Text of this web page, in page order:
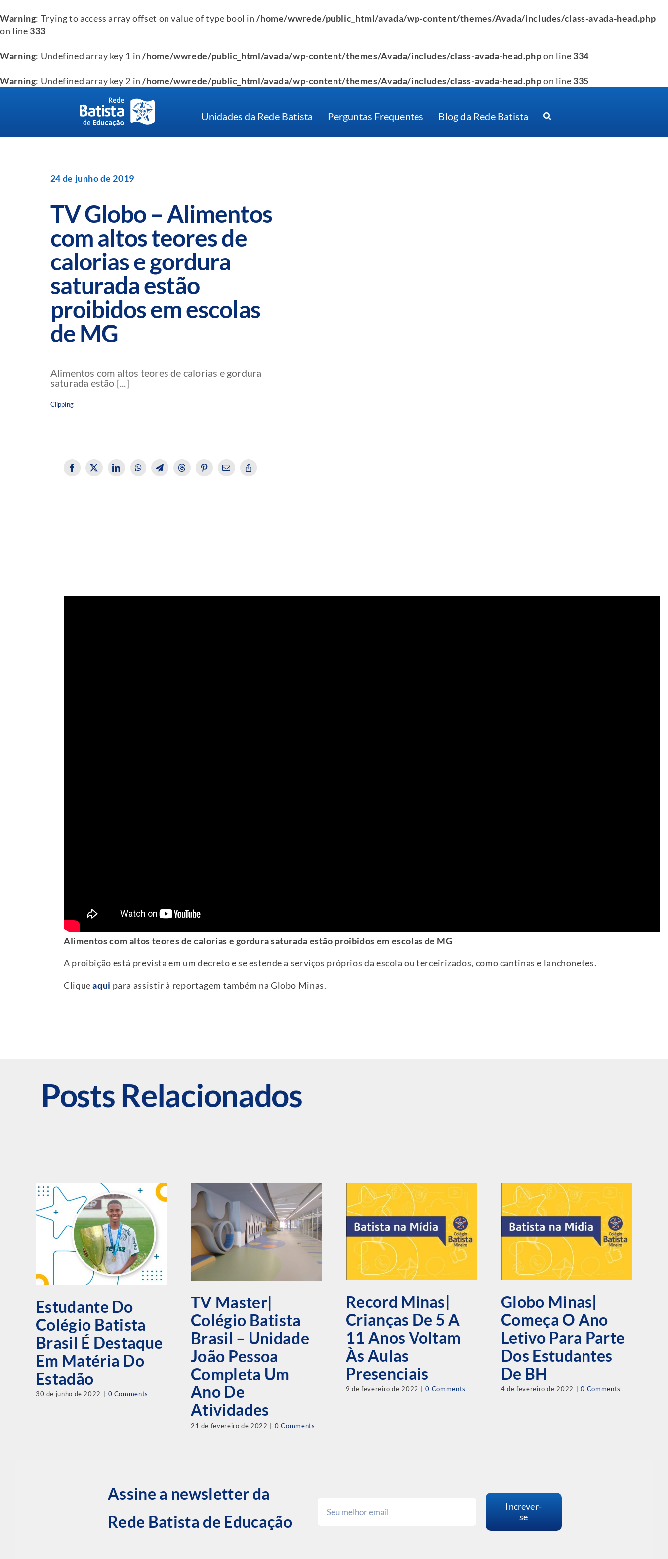
Warning: Trying to access array offset on value of type bool in/home/wwrede/public_html/avada/wp-content/themes/Avada/includes/class-avada-head.php
on line 333
Warning: Undefined array key 1 in/home/wwrede/public_html/avada/wp-content/themes/Avada/includes/class-avada-head.phpon line 334
Warning: Undefined array key 2 in/home/wwrede/public_html/avada/wp-content/themes/Avada/includes/class-avada-head.phpon line 335
Unidades da Rede Batista Perguntas Frequentes Blog da Rede Batista
24 de junho de 2019
TV Globo – Alimentos
com altos teores de
calorias e gordura
saturada estão
proibidos em escolas
de MG
Alimentos com altos teores de calorias e gordura
saturada estão [...]
Clipping
Alimentos com altos teores de calorias e gordura saturada estão proibidos em escolas de MG
A proibição está prevista em um decreto e se estende a serviços próprios da escola ou terceirizados, como cantinas e lanchonetes.
Cliqueaqui para assistir à reportagem também na Globo Minas.
Posts Relacionados
Estudante Do
Colégio Batista
Brasil É Destaque
Em Matéria Do
Estadão
30 de junho de 2022 0 Comments
TV Master|
Colégio Batista
Brasil – Unidade
João Pessoa
Completa Um
Ano De
Atividades
21 de fevereiro de 2022 0 Comments
Record Minas|
Crianças De 5 A
11 Anos Voltam
Às Aulas
Presenciais
9 de fevereiro de 2022 0 Comments
Globo Minas|
Começa O Ano
Letivo Para Parte
Dos Estudantes
De BH
4 de fevereiro de 2022 0 Comments
Assine a newsletter da
Rede Batista de Educação
Increver-
se